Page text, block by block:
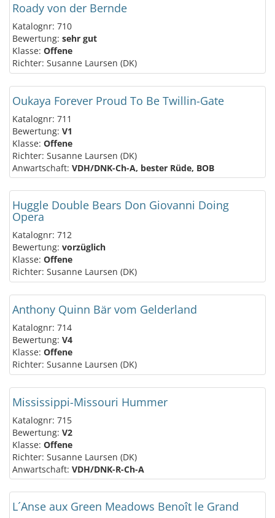
Roady von der Bernde
Katalognr: 710
Bewertung: sehr gut
Klasse: Offene
Richter: Susanne Laursen (DK)
Oukaya Forever Proud To Be Twillin-Gate
Katalognr: 711
Bewertung: V1
Klasse: Offene
Richter: Susanne Laursen (DK)
Anwartschaft: VDH/DNK-Ch-A, bester Rüde, BOB
Huggle Double Bears Don Giovanni Doing
Opera
Katalognr: 712
Bewertung: vorzüglich
Klasse: Offene
Richter: Susanne Laursen (DK)
Anthony Quinn Bär vom Gelderland
Katalognr: 714
Bewertung: V4
Klasse: Offene
Richter: Susanne Laursen (DK)
Mississippi-Missouri Hummer
Katalognr: 715
Bewertung: V2
Klasse: Offene
Richter: Susanne Laursen (DK)
Anwartschaft: VDH/DNK-R-Ch-A
L´Anse aux Green Meadows Benoît le Grand